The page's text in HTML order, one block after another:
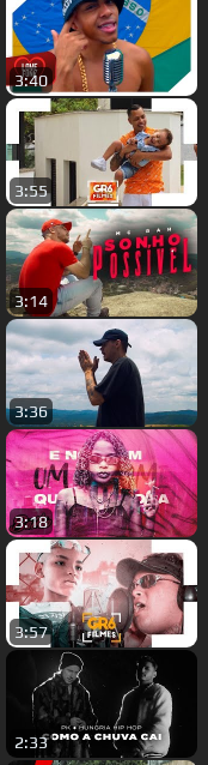
3:40
3:55
3:14
3:36
3:18
3:57
2:33